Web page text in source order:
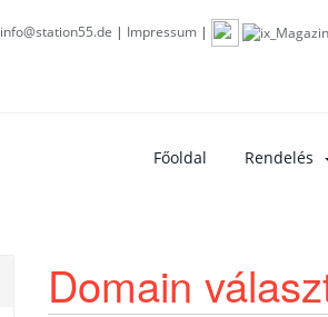
info@station55.de | Impressum |
Főoldal Rendelés
Domain